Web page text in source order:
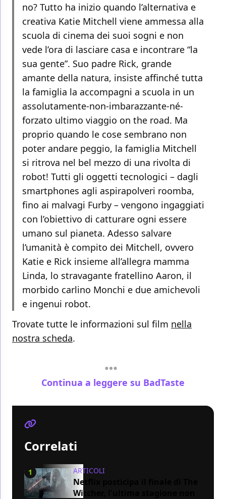
no? Tutto ha inizio quando l’alternativa e
creativa Katie Mitchell viene ammessa alla
scuola di cinema dei suoi sogni e non
vede l’ora di lasciare casa e incontrare “la
sua gente”. Suo padre Rick, grande
amante della natura, insiste affinché tutta
la famiglia la accompagni a scuola in un
assolutamente-non-imbarazzante-né-
forzato ultimo viaggio on the road. Ma
proprio quando le cose sembrano non
poter andare peggio, la famiglia Mitchell
si ritrova nel bel mezzo di una rivolta di
robot! Tutti gli oggetti tecnologici – dagli
smartphones agli aspirapolveri roomba,
fino ai malvagi Furby – vengono ingaggiati
con l’obiettivo di catturare ogni essere
umano sul pianeta. Adesso salvare
l’umanità è compito dei Mitchell, ovvero
Katie e Rick insieme all’allegra mamma
Linda, lo stravagante fratellino Aaron, il
morbido carlino Monchi e due amichevoli
e ingenui robot.
Trovate tutte le informazioni sul film nella
nostra scheda.
Continua a leggere su BadTaste
Correlati
1 ARTICOLI
Netflix posticipa il finale di The
Witcher, l'ultima stagione non